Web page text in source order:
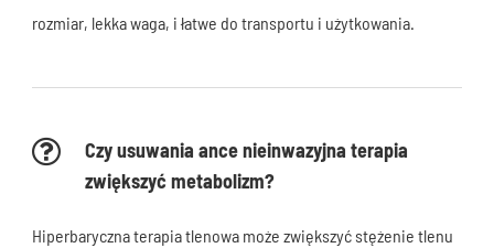
rozmiar, lekka waga, i łatwe do transportu i użytkowania.
Czy usuwania ance nieinwazyjna terapia
zwiększyć metabolizm?
Hiperbaryczna terapia tlenowa może zwiększyć stężenie tlenu